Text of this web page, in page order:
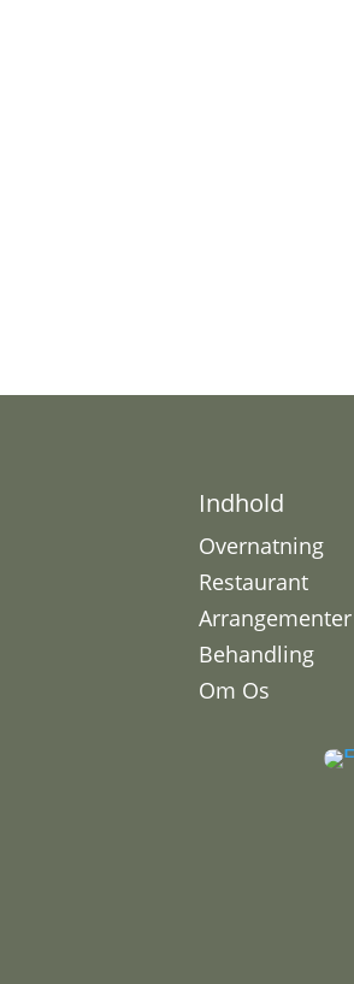
Indhold
Overnatning
Restaurant
Arrangementer
Behandling
Om Os